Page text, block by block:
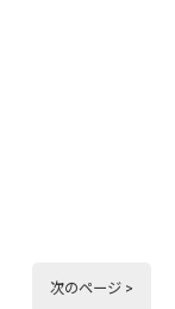
次のページ >